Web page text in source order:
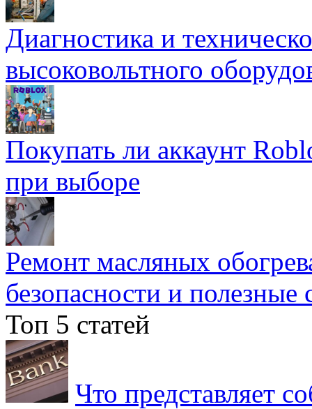
Диагностика и
высоковольтного
Покупать ли аккаунт
при выборе
Ремонт масляных
безопасности и полезные
Топ 5 статей
Что представляет